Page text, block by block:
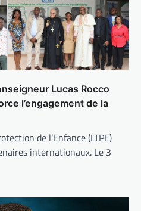
Lucas Rocco
l’engagement de la
de l’Enfance (LTPE)
internationaux. Le 3